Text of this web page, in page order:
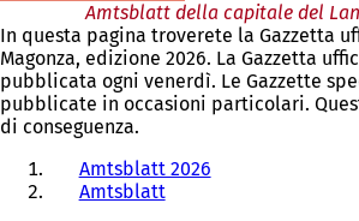
Amtsblatt della capitale del
In questa pagina troverete la Gazzetta
Magonza, edizione 2026. La Gazzetta
pubblicata ogni venerdì. Le Gazzette
pubblicate in occasioni particolari.
di conseguenza.
Amtsblatt 2026
Amtsblatt